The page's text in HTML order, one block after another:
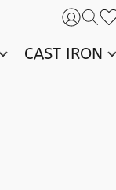
CAST IRON